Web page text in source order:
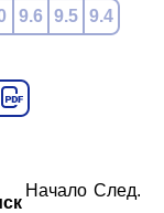
9.6 9.5 9.4
Начало След.